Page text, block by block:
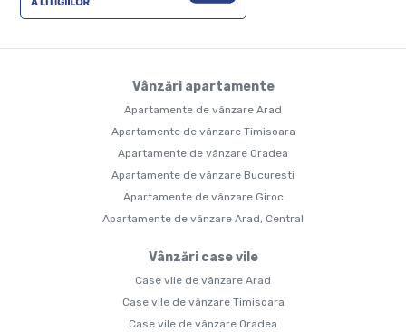
Vânzări apartamente
Apartamente de vânzare Arad
Apartamente de vânzare Timisoara
Apartamente de vânzare Oradea
Apartamente de vânzare Bucuresti
Apartamente de vânzare Giroc
Apartamente de vânzare Arad, Central
Vânzări case vile
Case vile de vânzare Arad
Case vile de vânzare Timisoara
Case vile de vânzare Oradea